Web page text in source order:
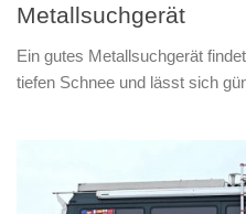
Metallsuchgerät
Ein gutes Metallsuchgerät
tiefen Schnee und lässt sich